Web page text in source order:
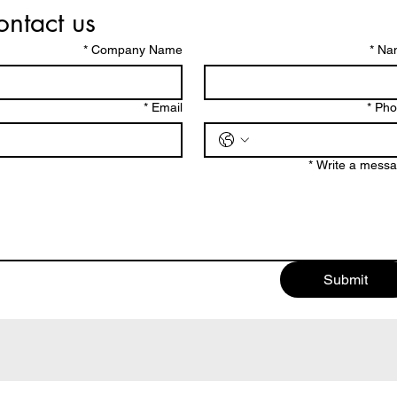
us
*
Company Name
*
*
Email
*
Write a
*
Submit